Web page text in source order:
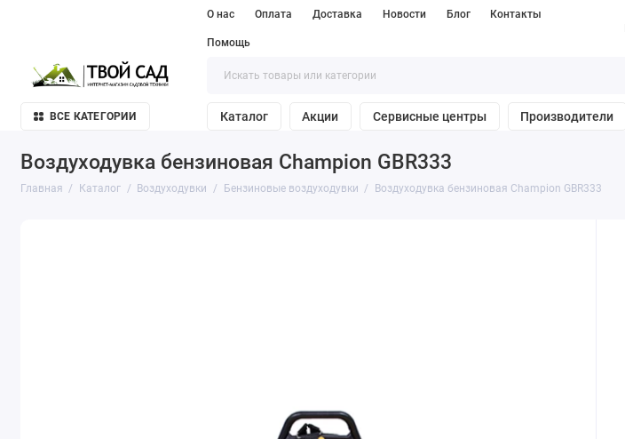
О нас Оплата Доставка Новости Блог Контакты
Помощь
ВСЕ КАТЕГОРИИ Каталог Акции Сервисные центры Производители
Воздуходувка бензиновая Champion GBR333
Главная Каталог Воздуходувки Бензиновые воздуходувки Воздуходувка бензиновая Champion GBR333